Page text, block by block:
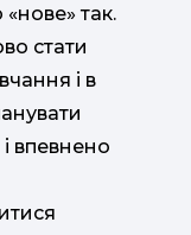
так.
стати
і в
впевнено